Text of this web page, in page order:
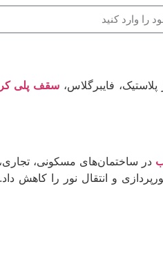
فایبرگلاس، سقف پلی
در ساختمان‌های مسکونی،
و انتقال نور را